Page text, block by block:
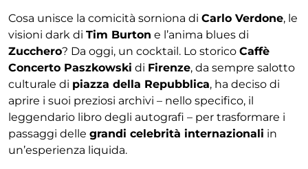
Cosa unisce la comicità sorniona di Carlo Verdone, le
visioni dark di Tim Burton e l’anima blues di
Zucchero? Da oggi, un cocktail. Lo storico Caffè
Concerto Paszkowski di Firenze, da sempre salotto
culturale di piazza della Repubblica, ha deciso di
aprire i suoi preziosi archivi – nello specifico, il
leggendario libro degli autografi – per trasformare i
passaggi delle grandi celebrità internazionali in
un’esperienza liquida.